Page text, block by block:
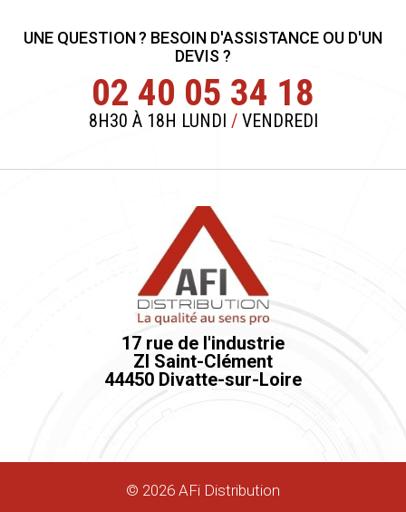
© 2026 AFi Distribution
UNE QUESTION ? BESOIN D'ASSISTANCE OU D'UN
DEVIS ?
02 40 05 34 18
8H30 À 18H LUNDI /VENDREDI
17 rue de l'industrie
ZI Saint-Clément
44450 Divatte-sur-Loire